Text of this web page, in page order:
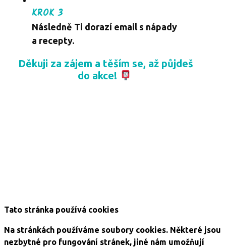
KROK 3
Následně Ti dorazí email s nápady
a recepty.
Děkuji za zájem a těším se, až půjdeš
do akce!
Tato stránka používá cookies
Na stránkách používáme soubory cookies. Některé jsou
nezbytné pro fungování stránek, jiné nám umožňují